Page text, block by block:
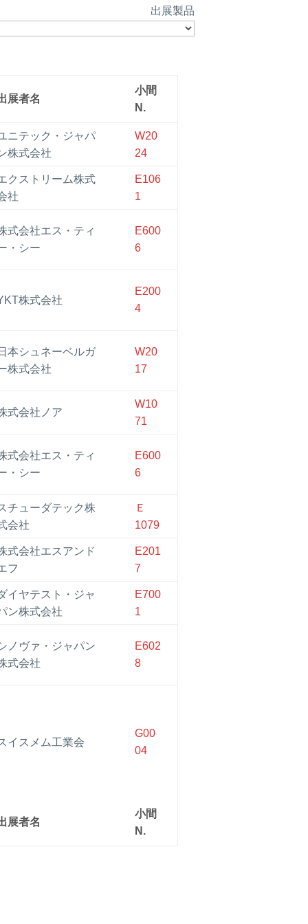
出展製品
展者名
小間
N.
ニテック・ジャパ
株式会社
W20
24
クストリーム株式
社
E106
1
式会社エス・ティ
・シー
E600
6
株式会社
E200
4
本シュネーベルガ
株式会社
W20
17
式会社ノア
W10
71
式会社エス・ティ
・シー
E600
6
チューダテック株
会社
Ｅ
1079
式会社エスアンド
フ
E201
7
イヤテスト・ジャ
ン株式会社
E700
1
ノヴァ・ジャパン
式会社
E602
8
イスメム工業会
G00
04
展者名
小間
N.